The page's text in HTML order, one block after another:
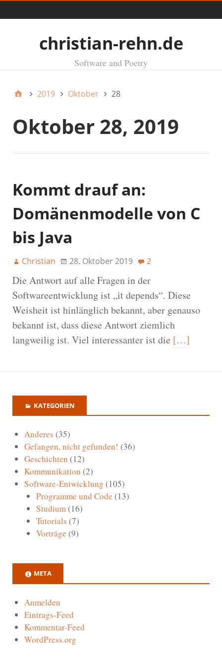
christian-rehn.de
Software and Poetry
2019 Oktober 28
Oktober 28, 2019
Kommt drauf an:
Domänenmodelle von C
bis Java
Christian 28. Oktober 2019 2
Die Antwort auf alle Fragen in der
Softwareentwicklung ist „it depends“. Diese
Weisheit ist hinlänglich bekannt, aber genauso
bekannt ist, dass diese Antwort ziemlich
langweilig ist. Viel interessanter ist die […]
KATEGORIEN
Anderes (35)
Gefangen, nicht gefunden! (36)
Geschichten (12)
Kommunikation (2)
Software-Entwicklung (105)
Programme und Code (13)
Studium(16)
Tutorials (7)
Vorträge (9)
META
Anmelden
Eintrags-Feed
Kommentar-Feed
WordPress.org